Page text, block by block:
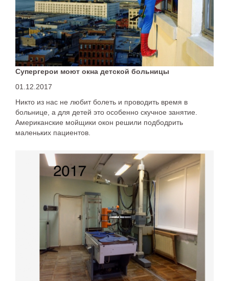
Супергерои моют окна детской больницы
01.12.2017
Никто из нас не любит болеть и проводить время в
больнице, а для детей это особенно скучное занятие.
Американские мойщики окон решили подбодрить
маленьких пациентов.